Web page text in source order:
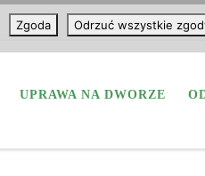
UPRAWA NA DWORZE
Zgoda Odrzuć wszystkie